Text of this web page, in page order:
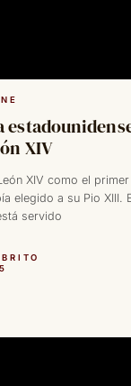
XIV
XIV como el
elegido a su Pio XIII.
servido